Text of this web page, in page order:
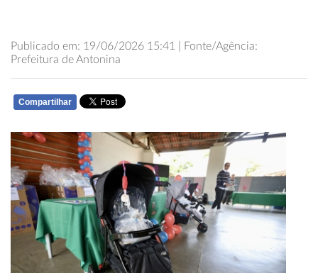
Publicado em: 19/06/2026 15:41 | Fonte/Agência:
Prefeitura de Antonina
Compartilhar